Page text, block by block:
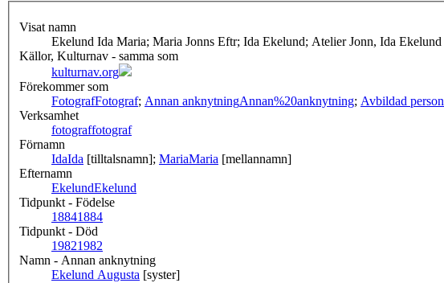
Visat namn
Ekelund Ida Maria; Maria Jonns Eftr; Ida Ekelund; Atelier Jonn, Ida Ekelund
Källor, Kulturnav - samma som
kulturnav.org
Förekommer som
FotografFotograf; Annan anknytningAnnan%20anknytning; Avbildad person
Verksamhet
fotograffotograf
Förnamn
IdaIda [tilltalsnamn]; MariaMaria [mellannamn]
Efternamn
EkelundEkelund
Tidpunkt - Födelse
18841884
Tidpunkt - Död
19821982
Namn - Annan anknytning
Ekelund Augusta [syster]